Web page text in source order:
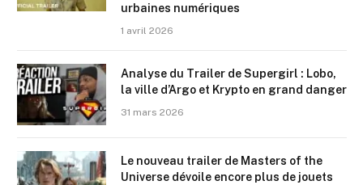
urbaines numériques
1 avril 2026
Analyse du Trailer de Supergirl : Lobo,
la ville d’Argo et Krypto en grand danger
31 mars 2026
Le nouveau trailer de Masters of the
Universe dévoile encore plus de jouets